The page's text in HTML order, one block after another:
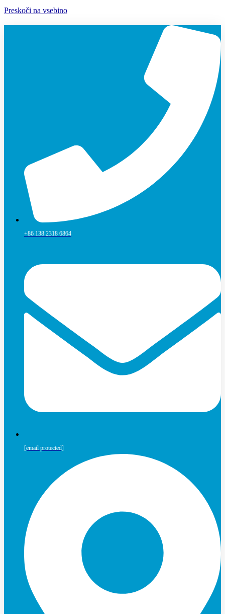
Preskoči na vsebino
+86 138 2318 6864
[email protected]